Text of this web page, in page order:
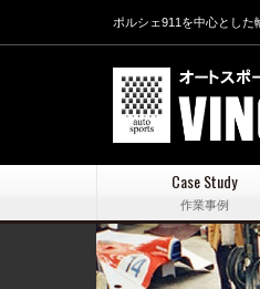
ポルシェ911を中心とし
Case Study
作業事例